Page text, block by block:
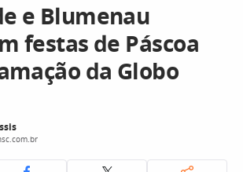
e Blumenau
festas de Páscoa
da Globo